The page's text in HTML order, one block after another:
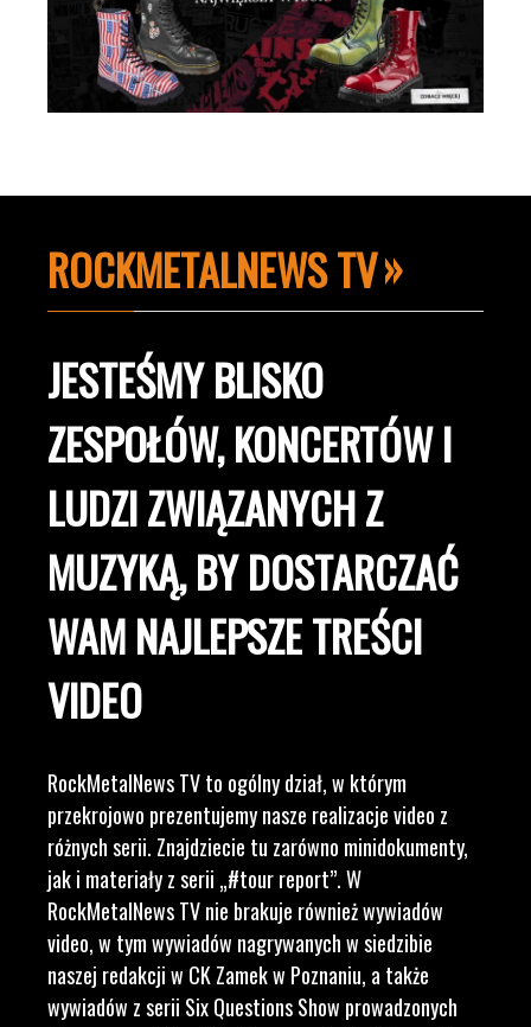
ROCKMETALNEWS TV
JESTEŚMY BLISKO
ZESPOŁÓW, KONCERTÓW I
LUDZI ZWIĄZANYCH Z
MUZYKĄ, BY DOSTARCZAĆ
WAM NAJLEPSZE TREŚCI
VIDEO
RockMetalNews TV to ogólny dział, w którym
przekrojowo prezentujemy nasze realizacje video z
różnych serii. Znajdziecie tu zarówno minidokumenty,
jak i materiały z serii „#tour report”. W
RockMetalNews TV nie brakuje również wywiadów
video, w tym wywiadów nagrywanych w siedzibie
naszej redakcji w CK Zamek w Poznaniu, a także
wywiadów z serii Six Questions Show prowadzonych